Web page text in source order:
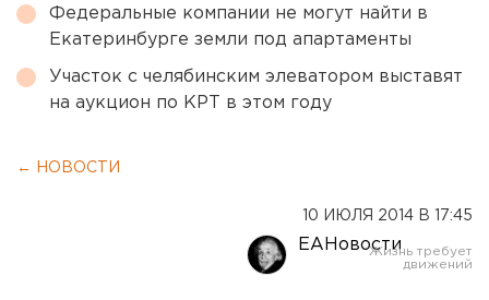
Федеральные компании не могут найти в
Екатеринбурге земли под апартаменты
Участок с челябинским элеватором выставят
на аукцион по КРТ в этом году
← НОВОСТИ
10 ИЮЛЯ 2014 В 17:45
ЕАНовости